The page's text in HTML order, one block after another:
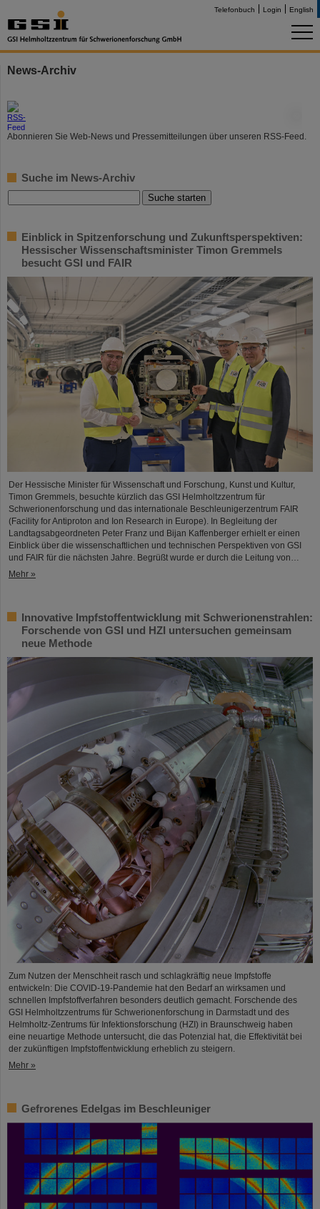
Telefonbuch Login English
News-Archiv
Abonnieren Sie Web-News und Pressemitteilungen über unseren RSS-Feed.
Suche im News-Archiv
Einblick in Spitzenforschung und Zukunftsperspektiven:
Hessischer Wissenschaftsminister Timon Gremmels
besucht GSI und FAIR
Der Hessische Minister für Wissenschaft und Forschung, Kunst und Kultur,
Timon Gremmels, besuchte kürzlich das GSI Helmholtzzentrum für
Schwerionenforschung und das internationale Beschleunigerzentrum FAIR
(Facility for Antiproton and Ion Research in Europe). In Begleitung der
Landtagsabgeordneten Peter Franz und Bijan Kaffenberger erhielt er einen
Einblick über die wissenschaftlichen und technischen Perspektiven von GSI
und FAIR für die nächsten Jahre. Begrüßt wurde er durch die Leitung von…
Mehr »
Innovative Impfstoffentwicklung mit Schwerionenstrahlen:
Forschende von GSI und HZI untersuchen gemeinsam
neue Methode
Zum Nutzen der Menschheit rasch und schlagkräftig neue Impfstoffe
entwickeln: Die COVID-19-Pandemie hat den Bedarf an wirksamen und
schnellen Impfstoffverfahren besonders deutlich gemacht. Forschende des
GSI Helmholtzzentrums für Schwerionenforschung in Darmstadt und des
Helmholtz-Zentrums für Infektionsforschung (HZI) in Braunschweig haben
eine neuartige Methode untersucht, die das Potenzial hat, die Effektivität bei
der zukünftigen Impfstoffentwicklung erheblich zu steigern.
Mehr »
Gefrorenes Edelgas im Beschleuniger